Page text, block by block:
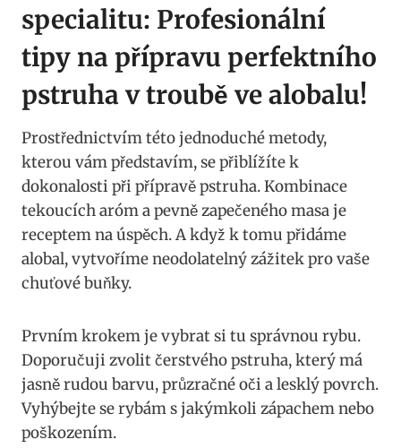
specialitu: ⁢Profesionální
tipy na přípravu perfektního
pstruha v troubě ⁢ve ⁤alobalu!
Prostřednictvím této jednoduché metody,
kterou vám ⁢představím, se přiblížíte ‍k
⁢dokonalosti ⁣při‍ přípravě pstruha. ​Kombinace⁢
tekoucích aróm a⁢ pevně zapečeného masa je⁤
receptem ‌na úspěch.⁤ A‍ když k‍ tomu přidáme‌
alobal, ‌vytvoříme⁣ neodolatelný zážitek pro vaše
chuťové buňky.
Prvním krokem je vybrat ⁣si tu správnou rybu.
Doporučuji zvolit ⁣čerstvého pstruha, který má‌
jasně rudou⁢ barvu, průzračné ⁣oči a ⁤lesklý ‍povrch.
⁤Vyhýbejte se rybám s ‌jakýmkoli zápachem nebo
poškozením.